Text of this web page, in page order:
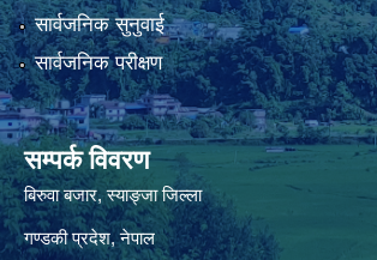
सार्वजनिक सुनुवाई
सार्वजनिक परीक्षण
सम्पर्क विवरण
बिरुवा बजार, स्याङ्जा जिल्ला
गण्डकी प्रदेश, नेपाल